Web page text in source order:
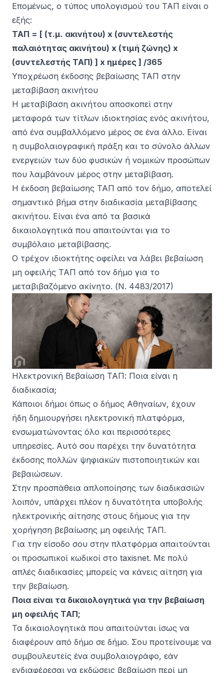
Επομένως, ο τύπος υπολογισμού του ΤΑΠ είναι ο
εξής:
ΤΑΠ = [ (τ.μ. ακινήτου) x (συντελεστής
παλαιότητας ακινήτου) x (τιμή ζώνης) x
(συντελεστής ΤΑΠ) ] x ημέρες ] /365
Υποχρέωση έκδοσης βεβαίωσης ΤΑΠ στην
μεταβίβαση ακινήτου
Η μεταβίβαση ακινήτου αποσκοπεί στην
μεταφορά των τίτλων ιδιοκτησίας ενός ακινήτου,
από ένα συμβαλλόμενο μέρος σε ένα άλλο. Είναι
η συμβολαιογραφική πράξη και το σύνολο άλλων
ενεργειών των δύο φυσικών ή νομικών προσώπων
που λαμβάνουν μέρος στην μεταβίβαση.
Η έκδοση βεβαίωσης ΤΑΠ από τον δήμο, αποτελεί
σημαντικό βήμα στην διαδικασία μεταβίβασης
ακινήτου. Είναι ένα από τα βασικά
δικαιολογητικά που απαιτούνται για το
συμβόλαιο μεταβίβασης.
Ο τρέχον ιδιοκτήτης οφείλει να λάβει βεβαίωση
μη οφειλής ΤΑΠ από τον δήμο για το
μεταβιβαζόμενο ακίνητο. (Ν. 4483/2017)
Ηλεκτρονική Βεβαίωση ΤΑΠ: Ποια είναι η
διαδικασία;
Κάποιοι δήμοι όπως ο δήμος Αθηναίων, έχουν
ήδη δημιουργήσει ηλεκτρονική πλατφόρμα,
ενσωματώνοντας όλο και περισσότερες
υπηρεσίες. Αυτό σου παρέχει την δυνατότητα
έκδοσης πολλών ψηφιακών πιστοποιητικών και
βεβαιώσεων.
Στην προσπάθεια απλοποίησης των διαδικασιών
λοιπόν, υπάρχει πλέον η δυνατότητα υποβολής
ηλεκτρονικής αίτησης στους δήμους για την
χορήγηση βεβαίωσης μη οφειλής ΤΑΠ.
Για την είσοδο σου στην πλατφόρμα απαιτούνται
οι προσωπικοί κωδικοί στο taxisnet. Με πολύ
απλές διαδικασίες μπορείς να κάνεις αίτηση για
την βεβαίωση.
Ποια είναι τα δικαιολογητικά για την βεβαίωση
μη οφειλής ΤΑΠ;
Τα δικαιολογητικά που απαιτούνται ίσως να
διαφέρουν από δήμο σε δήμο. Σου προτείνουμε να
συμβουλευτείς ένα συμβολαιογράφο, εάν
ενδιαφέρεσαι να εκδώσεις βεβαίωση περί μη